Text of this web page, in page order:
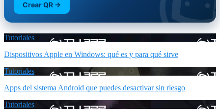
Crear QR →
Tutoriales
Dispositivos Apple en Windows: qué es y para qué sirve
Tutoriales
Apps del sistema Android que puedes desactivar sin riesgo
Tutoriales